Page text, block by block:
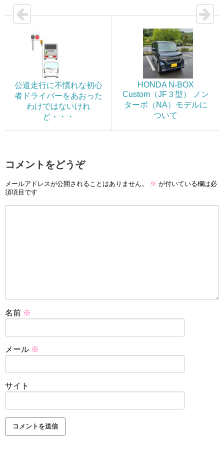
公道走行に不慣れな初心
者ドライバーをあおった
わけではないけれ
ど・・・
HONDA N-BOX
Custom（JF３型） ノン
ターボ（NA）モデルに
ついて
コメントをどうぞ
メールアドレスが公開されることはありません。 ※ が付いている欄は必
須項目です
名前 ※
メール ※
サイト